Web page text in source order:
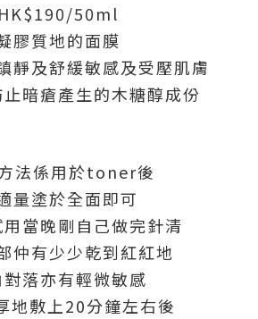
HK$190/50ml
膠質地的面膜
靜及舒緩敏感及受壓肌膚
暗瘡產生的木糖醇成份
法係用於toner後
量塗於全面即可
當晚剛自己做完針清
仲有少少乾到紅紅地
對落亦有輕微敏感
地敷上20分鐘左右後